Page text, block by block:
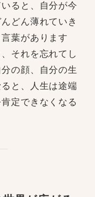
ると、自分が今
どん薄れていき
葉があります
それを忘れてし
の顔、自分の生
と、人生は途端
定できなくなる